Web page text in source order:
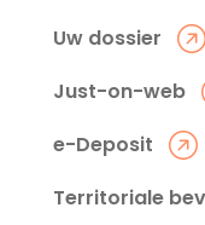
Uw dossier
Just-on-web
e-Deposit
Territoriale